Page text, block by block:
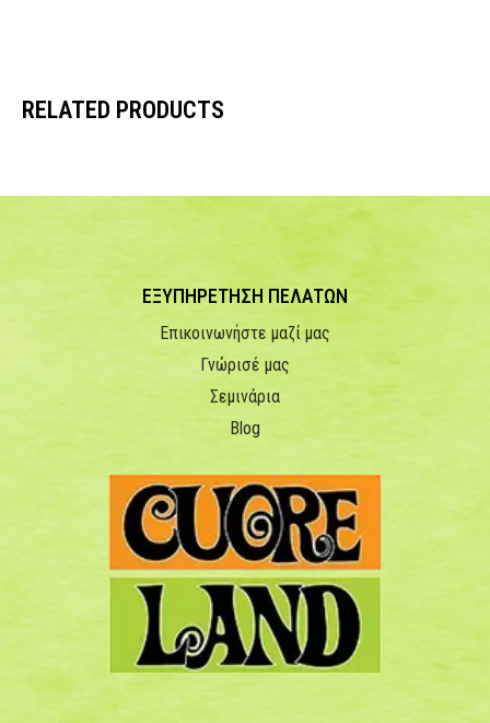
RELATED PRODUCTS
ΕΞΥΠΗΡΕΤΗΣΗ ΠΕΛΑΤΩΝ
Επικοινωνήστε μαζί μας
Γνώρισέ μας
Σεμινάρια
Blog